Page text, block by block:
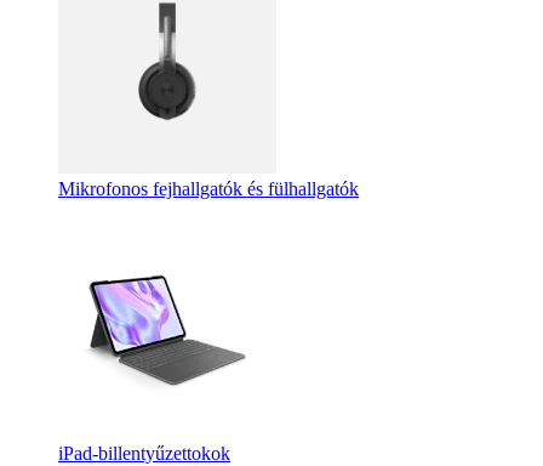
Mikrofonos fejhallgatók és fülhallgatók
iPad-billentyűzettokok